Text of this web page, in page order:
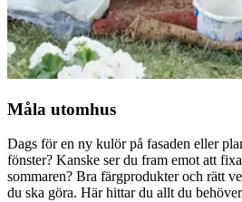
Måla utomhus
Dags för en ny kulör på fasaden eller
fönster? Kanske ser du fram emot att
sommaren? Bra färgprodukter och rätt
du ska göra. Här hittar du allt du